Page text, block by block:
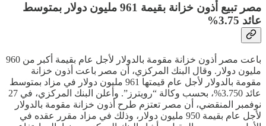
مصر تبيع أذون خزانة بقيمة 961 مليون دولار بمتوسط
عائد 3.75%
باعت مصر أذون خزانة مقومة بالدولار لأجل عام بقيمة أكبر من 960
مليون دولار. وقال البنك المركزي، أن مصر باعت أذون خزانة
مقومة بالدولار لأجل عام قيمتها 961 مليون دولار في مزاد بمتوسط
عائد 3.750%، بحسب وكالة “رويترز”. وأعلن البنك المركزي، في 27
نوفمبر المنقضي، أن مصر تعتزم طرح أذون خزانة مقومة بالدولار
لأجل عام بقيمة 950 مليون دولار، وذلك في مزاد مقرر عقده في